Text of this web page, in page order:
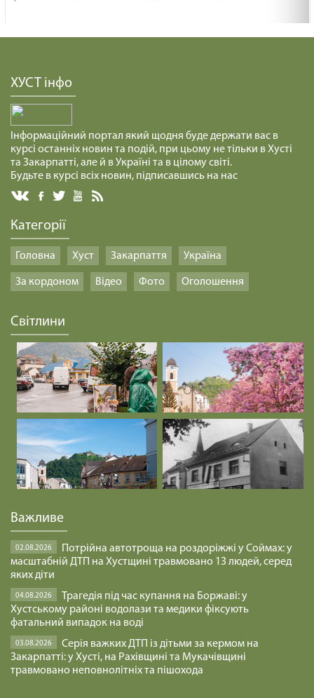
ХУСТ інфо
Інформаційний портал який щодня буде держати вас в
курсі останніх новин та подій, при цьому не тільки в Хусті
та Закарпатті, але й в Україні та в цілому світі.
Будьте в курсі всіх новин, підписавшись на нас
Категорії
Головна Хуст Закарпаття Україна
За кордоном Відео Фото Оголошення
Світлини
Важливе
02.08.2026
Потрійна автотроща на роздоріжжі у Соймах: у
масштабній ДТП на Хустщині травмовано 13 людей, серед
яких діти
04.08.2026
Трагедія під час купання на Боржаві: у
Хустському районі водолази та медики фіксують
фатальний випадок на воді
03.08.2026
Серія важких ДТП із дітьми за кермом на
Закарпатті: у Хусті, на Рахівщині та Мукачівщині
травмовано неповнолітніх та пішохода